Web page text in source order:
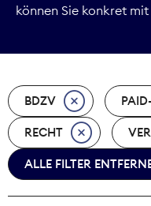
können Sie konkret
BDZV
RECHT
ALLE FILTER